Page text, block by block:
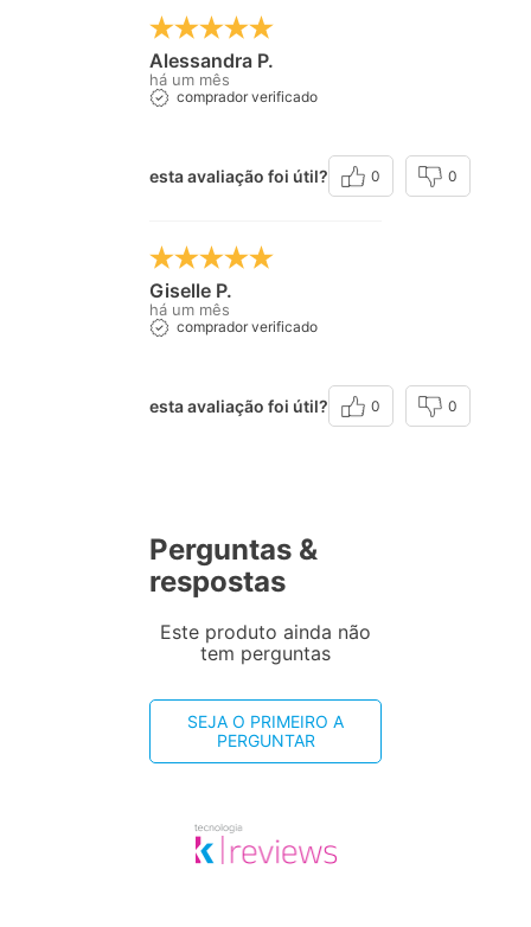
Alessandra P.
há um mês
comprador verificado
esta avaliação foi útil? 0 0
Giselle P.
há um mês
comprador verificado
esta avaliação foi útil? 0 0
Perguntas &
respostas
Este produto ainda não
tem perguntas
SEJA O PRIMEIRO A
PERGUNTAR